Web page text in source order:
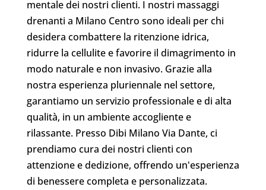
mentale dei nostri clienti. I nostri massaggi
drenanti a Milano Centro sono ideali per chi
desidera combattere la ritenzione idrica,
ridurre la cellulite e favorire il dimagrimento in
modo naturale e non invasivo. Grazie alla
nostra esperienza pluriennale nel settore,
garantiamo un servizio professionale e di alta
qualità, in un ambiente accogliente e
rilassante. Presso Dibi Milano Via Dante, ci
prendiamo cura dei nostri clienti con
attenzione e dedizione, offrendo un'esperienza
di benessere completa e personalizzata.